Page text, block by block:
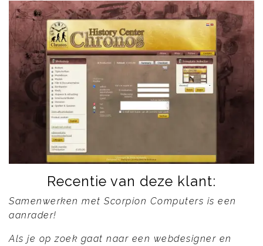
Recentie van deze klant:
Samenwerken met Scorpion Computers is een
aanrader!
Als je op zoek gaat naar een webdesigner en